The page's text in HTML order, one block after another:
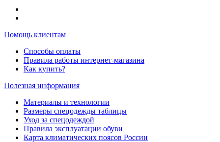
Помощь клиентам
Способы оплаты
Правила работы интернет-магазина
Как купить?
Полезная информация
Материалы и технологии
Размеры спецодежды таблицы
Уход за спецодеждой
Правила эксплуатации обуви
Карта климатических поясов России